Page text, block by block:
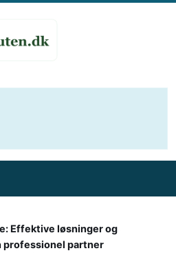
Effektive løsninger og
partner